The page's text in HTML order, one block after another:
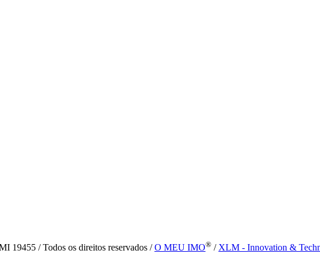
19455 / Todos os direitos reservados /O MEU IMO® / XLM - Innovation &